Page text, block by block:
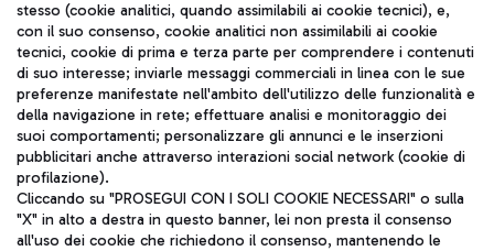
Fast Food
Treno
Raggiungi velocemente l'aeroporto di Fiumicino da Roma
tramite i servizi ferroviari Trenitalia.
TRAVEL JOURNAL
ITA
stesso (cookie analitici, quando assimilabili ai cookie tecnici), e,
con il suo consenso, cookie analitici non assimilabili ai cookie
tecnici, cookie di prima e terza parte per comprendere i contenuti
di suo interesse; inviarle messaggi commerciali in linea con le sue
preferenze manifestate nell'ambito dell'utilizzo delle funzionalità e
della navigazione in rete; effettuare analisi e monitoraggio dei
suoi comportamenti; personalizzare gli annunci e le inserzioni
pubblicitari anche attraverso interazioni social network (cookie di
profilazione).
Cliccando su "PROSEGUI CON I SOLI COOKIE NECESSARI" o sulla
"X" in alto a destra in questo banner, lei non presta il consenso
all'uso dei cookie che richiedono il consenso, mantenendo le